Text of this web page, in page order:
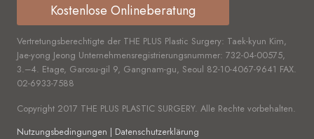
Kostenlose Onlineberatung
Vertretungsberechtigte der THE PLUS Plastic Surgery: Taek-kyun Kim,
Jae-yong Jeong Unternehmensregistrierungsnummer: 732-04-00575,
3.–4. Etage, Garosu-gil 9, Gangnam-gu, Seoul 82-10-4067-9641 FAX.
02-6933-7588
Copyright 2017 THE PLUS PLASTIC SURGERY. Alle Rechte vorbehalten.
Nutzungsbedingungen | Datenschutzerklärung